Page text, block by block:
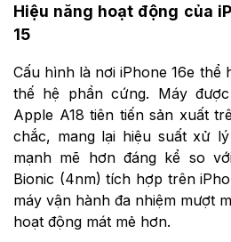
Hiệu năng hoạt động của
15
Cấu hình là nơi iPhone 16e thể
thế hệ phần cứng. Máy
Apple A18 tiên tiến sản xuất
chắc, mang lại hiệu suất xử
mạnh mẽ hơn đáng kể so
Bionic (4nm) tích hợp trên
máy vận hành đa nhiệm mượt
hoạt động mát mẻ hơn.